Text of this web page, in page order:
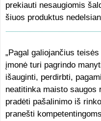
prekiauti nesaugiomis
šiuos produktus
„Pagal galiojančius
įmonė turi pagrindo
išauginti, perdirbti,
neatitinka maisto
pradėti pašalinimo iš
pranešti